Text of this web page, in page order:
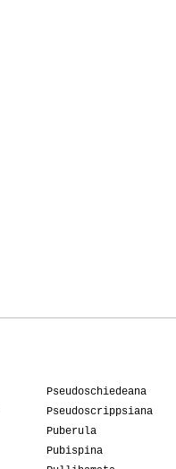
Pseudoschiedeana
Pseudoscrippsiana
Puberula
Pubispina